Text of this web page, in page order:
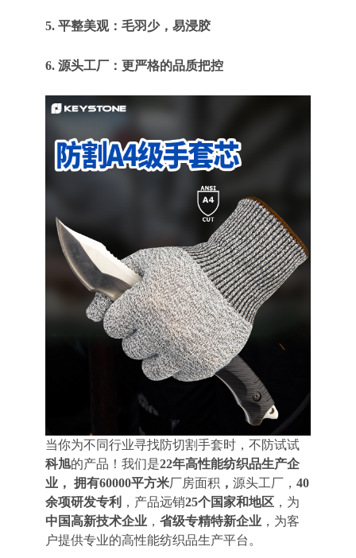
5. 平整美观：毛羽少，易浸胶
6. 源头工厂：更严格的品质把控
当你为不同行业寻找防切割手套时，不防试试
科旭的产品！我们是22年高性能纺织品生产企
业， 拥有60000平方米厂房面积 ， 源头工厂， 40
余项研发专利 ，产品远销25个国家和地区，为
中国高新技术企业， 省级专精特新企业，为客
户提供专业的高性能纺织品生产平台。